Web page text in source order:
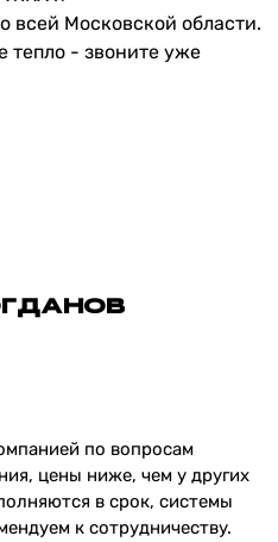
всей Московской области.
тепло - звоните уже
по вопросам
цены ниже, чем у других
в срок, системы
к сотрудничеству.